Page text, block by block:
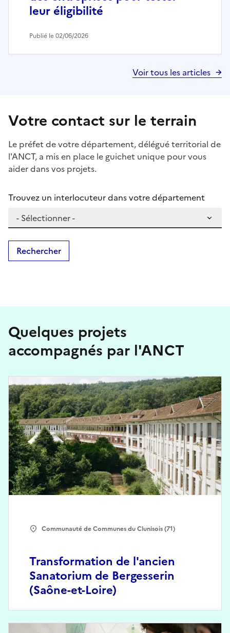
leur éligibilité
Publié le 02/06/2026
Voir tous les articles
Votre contact sur le terrain
Le préfet de votre département, délégué territorial de
l'ANCT, a mis en place le guichet unique pour vous
aider dans vos projets.
Trouvez un interlocuteur dans votre département
Rechercher
Quelques projets
accompagnés par l'ANCT
Transformation de l'ancien
Sanatorium de Bergesserin
(Saône-et-Loire)
Communauté de Communes du Clunisois (71)